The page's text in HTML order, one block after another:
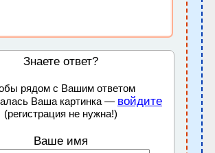
Знаете ответ?
рядом с Вашим ответом
Ваша картинка — войдите
(регистрация не нужна!)
Ваше имя